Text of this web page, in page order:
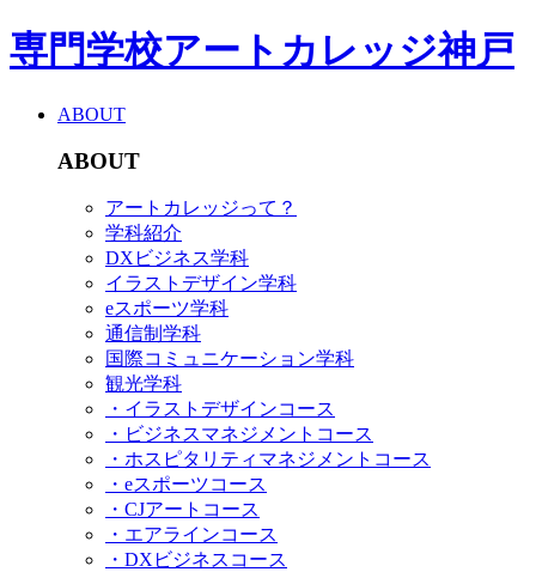
専門学校アートカレッジ神戸
ABOUT
ABOUT
アートカレッジって？
学科紹介
DXビジネス学科
イラストデザイン学科
eスポーツ学科
通信制学科
国際コミュニケーション学科
観光学科
・イラストデザインコース
・ビジネスマネジメントコース
・ホスピタリティマネジメントコース
・eスポーツコース
・CJアートコース
・エアラインコース
・DXビジネスコース